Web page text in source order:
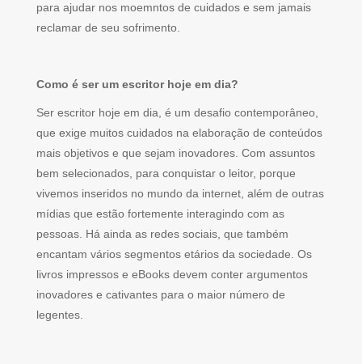
para ajudar nos moemntos de cuidados e sem jamais
reclamar de seu sofrimento.
Como é ser um escritor hoje em dia?
Ser escritor hoje em dia, é um desafio contemporâneo,
que exige muitos cuidados na elaboração de conteúdos
mais objetivos e que sejam inovadores. Com assuntos
bem selecionados, para conquistar o leitor, porque
vivemos inseridos no mundo da internet, além de outras
mídias que estão fortemente interagindo com as
pessoas. Há ainda as redes sociais, que também
encantam vários segmentos etários da sociedade. Os
livros impressos e eBooks devem conter argumentos
inovadores e cativantes para o maior número de
legentes.